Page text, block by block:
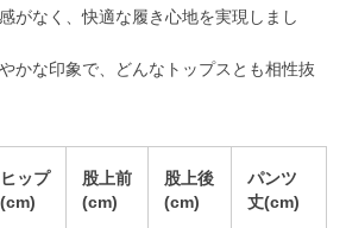
がなく、快適な履き心地を実現しまし
かな印象で、どんなトップスとも相性抜
ヒップ
(cm)
股上前
(cm)
股上後
(cm)
パンツ
丈(cm)